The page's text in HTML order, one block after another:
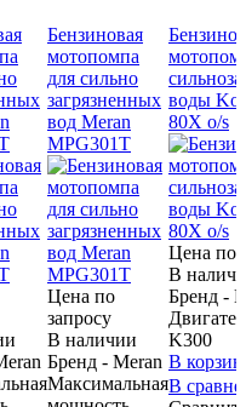
Бензиновая
мотопомпа
для сильно
загрязненных
вод Meran
MPG301T
Цена по
запросу
В наличии
Бренд - Meran
Максимальная
воды
80X o/s
Цена по
В
Бренд -
K300
В
В